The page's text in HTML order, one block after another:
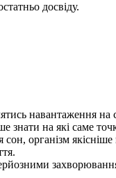
досвіду.
навантаження на
знати на які саме
організм якісніше